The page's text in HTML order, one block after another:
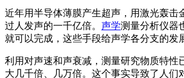
近年用半导体薄膜产生超声，用激光轰
过人发声的一千亿倍。 声学测量分析仪器
就可以完成，这些手段给声学各分支的发
利用对声速和声衰减，测量研究物质特性
大几千倍、几万倍。这个事实导致了人